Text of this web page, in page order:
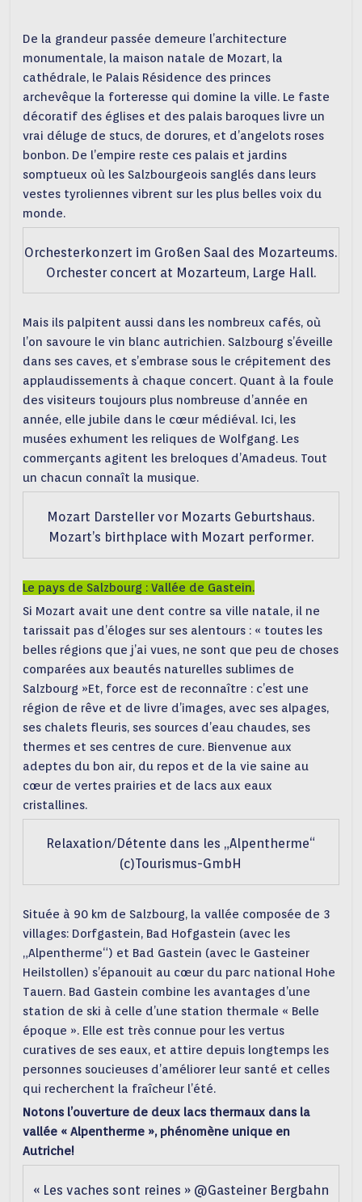
De la grandeur passée demeure l’architecture
monumentale, la maison natale de Mozart, la
cathédrale, le Palais Résidence des princes
archevêque la forteresse qui domine la ville. Le faste
décoratif des églises et des palais baroques livre un
vrai déluge de stucs, de dorures, et d’angelots roses
bonbon. De l’empire reste ces palais et jardins
somptueux où les Salzbourgeois sanglés dans leurs
vestes tyroliennes vibrent sur les plus belles voix du
monde.
Orchesterkonzert im Großen Saal des Mozarteums.
Orchester concert at Mozarteum, Large Hall.
Mais ils palpitent aussi dans les nombreux cafés, où
l’on savoure le vin blanc autrichien. Salzbourg s’éveille
dans ses caves, et s’embrase sous le crépitement des
applaudissements à chaque concert. Quant à la foule
des visiteurs toujours plus nombreuse d’année en
année, elle jubile dans le cœur médiéval. Ici, les
musées exhument les reliques de Wolfgang. Les
commerçants agitent les breloques d’Amadeus. Tout
un chacun connaît la musique.
Mozart Darsteller vor Mozarts Geburtshaus.
Mozart’s birthplace with Mozart performer.
Le pays de Salzbourg : Vallée de Gastein.
Si Mozart avait une dent contre sa ville natale, il ne
tarissait pas d’éloges sur ses alentours : « toutes les
belles régions que j’ai vues, ne sont que peu de choses
comparées aux beautés naturelles sublimes de
Salzbourg »Et, force est de reconnaître : c’est une
région de rêve et de livre d’images, avec ses alpages,
ses chalets fleuris, ses sources d’eau chaudes, ses
thermes et ses centres de cure. Bienvenue aux
adeptes du bon air, du repos et de la vie saine au
cœur de vertes prairies et de lacs aux eaux
cristallines.
Relaxation/Détente dans les „Alpentherme“
(c)Tourismus-GmbH
Située à 90 km de Salzbourg, la vallée composée de 3
villages: Dorfgastein, Bad Hofgastein (avec les
„Alpentherme“) et Bad Gastein (avec le Gasteiner
Heilstollen) s’épanouit au cœur du parc national Hohe
Tauern. Bad Gastein combine les avantages d’une
station de ski à celle d’une station thermale « Belle
époque ». Elle est très connue pour les vertus
curatives de ses eaux, et attire depuis longtemps les
personnes soucieuses d’améliorer leur santé et celles
qui recherchent la fraîcheur l’été.
Notons l’ouverture de deux lacs thermaux dans la
vallée « Alpentherme », phénomène unique en
Autriche!
« Les vaches sont reines » @Gasteiner Bergbahn